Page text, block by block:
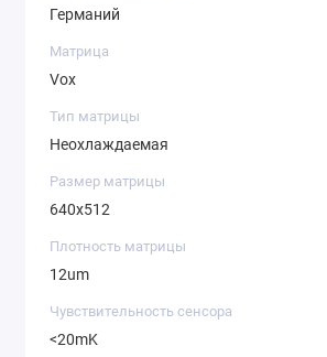
Германий
Матрица
Vox
Тип матрицы
Неохлаждаемая
Размер матрицы
640x512
Плотность матрицы
12um
Чувствительность сенсора
<20mK